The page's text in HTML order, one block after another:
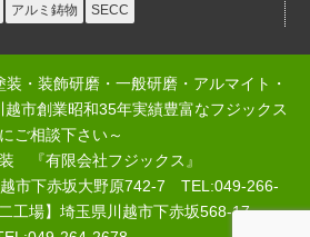
アルミ鋳物 SECC
・装飾研磨・一般研磨・アルマイト・
市創業昭和35年実績豊富なフジックス
にご相談下さい～
『有限会社フジックス』
越市下赤坂大野原742-7 TEL:049-266-
工場】埼玉県川越市下赤坂568-17